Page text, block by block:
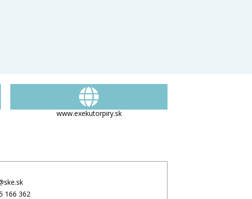
www.exekutorpiry.sk
166 362